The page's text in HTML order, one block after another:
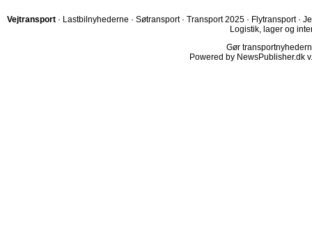
Vejtransport · Lastbilnyhederne · Søtransport · Transport 2025 · Flytransport ·
Logistik, lager og
Gør
Powered by NewsPublisher.dk